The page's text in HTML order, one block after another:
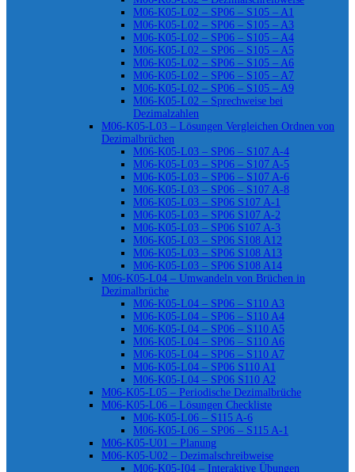
M06-K05-L02 – SP06 – S105 – A1
M06-K05-L02 – SP06 – S105 – A3
M06-K05-L02 – SP06 – S105 – A4
M06-K05-L02 – SP06 – S105 – A5
M06-K05-L02 – SP06 – S105 – A6
M06-K05-L02 – SP06 – S105 – A7
M06-K05-L02 – SP06 – S105 – A9
M06-K05-L02 – Sprechweise bei
Dezimalzahlen
M06-K05-L03 – Lösungen Vergleichen Ordnen von
Dezimalbrüchen
M06-K05-L03 – SP06 – S107 A-4
M06-K05-L03 – SP06 – S107 A-5
M06-K05-L03 – SP06 – S107 A-6
M06-K05-L03 – SP06 – S107 A-8
M06-K05-L03 – SP06 S107 A-1
M06-K05-L03 – SP06 S107 A-2
M06-K05-L03 – SP06 S107 A-3
M06-K05-L03 – SP06 S108 A12
M06-K05-L03 – SP06 S108 A13
M06-K05-L03 – SP06 S108 A14
M06-K05-L04 – Umwandeln von Brüchen in
Dezimalbrüche
M06-K05-L04 – SP06 – S110 A3
M06-K05-L04 – SP06 – S110 A4
M06-K05-L04 – SP06 – S110 A5
M06-K05-L04 – SP06 – S110 A6
M06-K05-L04 – SP06 – S110 A7
M06-K05-L04 – SP06 S110 A1
M06-K05-L04 – SP06 S110 A2
M06-K05-L05 – Periodische Dezimalbrüche
M06-K05-L06 – Lösungen Checkliste
M06-K05-L06 – S115 A-6
M06-K05-L06 – SP06 – S115 A-1
M06-K05-U01 – Planung
M06-K05-U02 – Dezimalschreibweise
M06-K05-I04 – Interaktive Übungen